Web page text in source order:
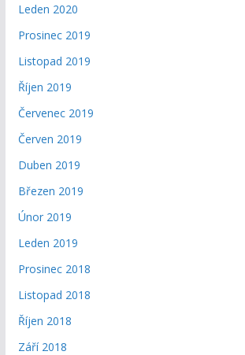
Leden 2020
Prosinec 2019
Listopad 2019
Říjen 2019
Červenec 2019
Červen 2019
Duben 2019
Březen 2019
Únor 2019
Leden 2019
Prosinec 2018
Listopad 2018
Říjen 2018
Září 2018